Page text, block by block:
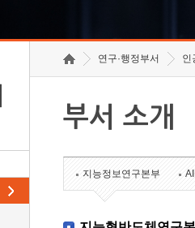
연구·행정부서 인
부서 소개
지능정보연구본부